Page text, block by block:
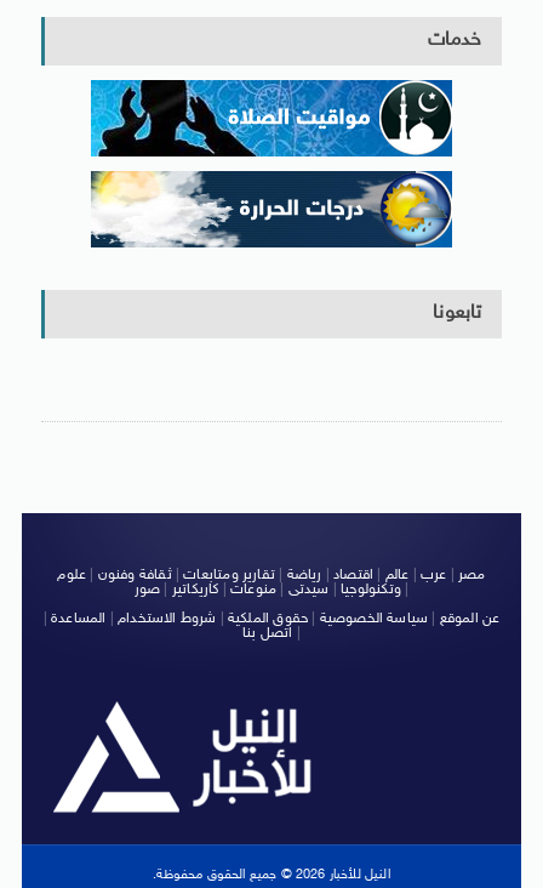
خدمات
تابعونا
مصر عرب عالم اقتصاد رياضة |تقارير ومتابعات|ثقافة وفنون
علوم
وتكنولوجيا| سيدتى منوعات كاريكاتير صور
|
عن الموقع
سياسة الخصوصية حقوق الملكية شروط الاستخدام| المساعدة|
اتصل بنا
النيل للأخبار 2026 © جميع الحقوق محفوظة.